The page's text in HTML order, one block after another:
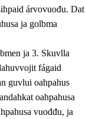
árvovuođu. Dat
ja golbma
ja 3. Skuvlla
fágaid
guvlui oahpahus
oahpahusa
vuođđu, ja